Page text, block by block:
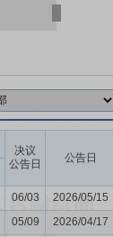
决议
公告日
公告日
06/03
2026/05/15
05/09
2026/04/17